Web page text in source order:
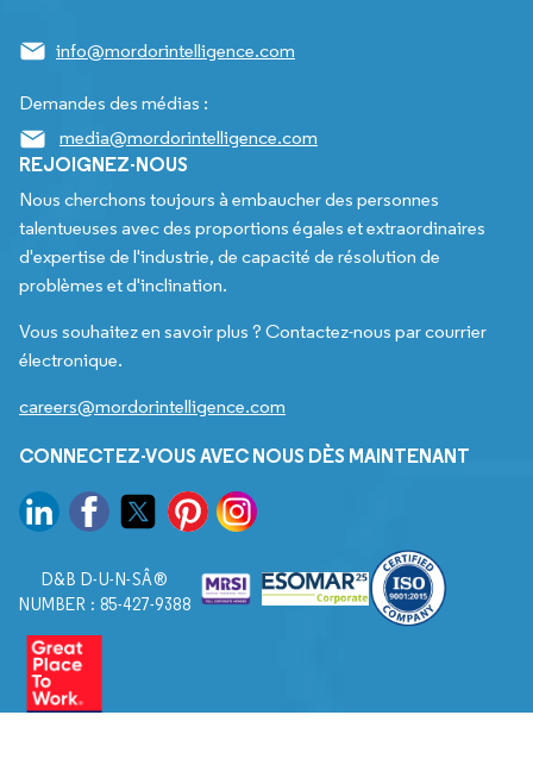
info@mordorintelligence.com
Demandes des médias :
media@mordorintelligence.com
REJOIGNEZ-NOUS
Nous cherchons toujours à embaucher des personnes
talentueuses avec des proportions égales et extraordinaires
d'expertise de l'industrie, de capacité de résolution de
problèmes et d'inclination.
Vous souhaitez en savoir plus ? Contactez-nous par courrier
électronique.
careers@mordorintelligence.com
CONNECTEZ-VOUS AVEC NOUS DÈS MAINTENANT
D&B D-U-N-SÂ®
NUMBER : 85-427-9388